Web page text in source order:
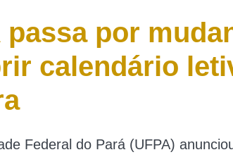
passa por
calendário
Federal do Pará (UFPA)